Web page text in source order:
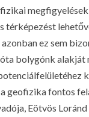
térképezést
ez sem
bolygónk alakját
geofizika fontos
Eötvös